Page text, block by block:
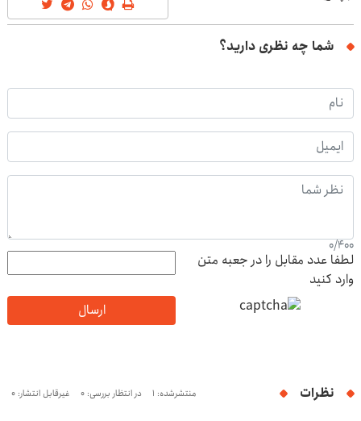
شما چه نظری دارید؟
0/400
لطفا عدد مقابل را در جعبه متن
وارد کنید
ارسال
نظرات منتشرشده: 1 در انتظار بررسی: 0 غیرقابل انتشار: 0